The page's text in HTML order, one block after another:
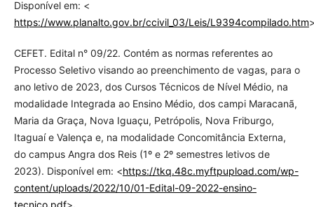
Disponível em: <
https://www.planalto.gov.br/ccivil_03/Leis/L9394compilado.htm
CEFET. Edital n° 09/22. Contém as normas referentes ao
Processo Seletivo visando ao preenchimento de vagas, para o
ano letivo de 2023, dos Cursos Técnicos de Nível Médio, na
modalidade Integrada ao Ensino Médio, dos campi Maracanã,
Maria da Graça, Nova Iguaçu, Petrópolis, Nova Friburgo,
Itaguaí e Valença e, na modalidade Concomitância Externa,
do campus Angra dos Reis (1º e 2º semestres letivos de
2023). Disponível em: <https://tkq.48c.myftpupload.com/wp-
content/uploads/2022/10/01-Edital-09-2022-ensino-